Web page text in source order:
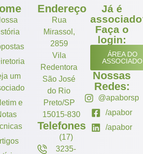
um
e
Endereço
Rua
Mirassol,
2859
Vila
Redentora
São José
do Rio
Preto/SP
15015-830
Telefones
(17)
3235-
Já é
Faça o
login:
ÁREA DO
ASSOCIADO
Nossas
Redes:
@apaborsp
/apabor
/apabor